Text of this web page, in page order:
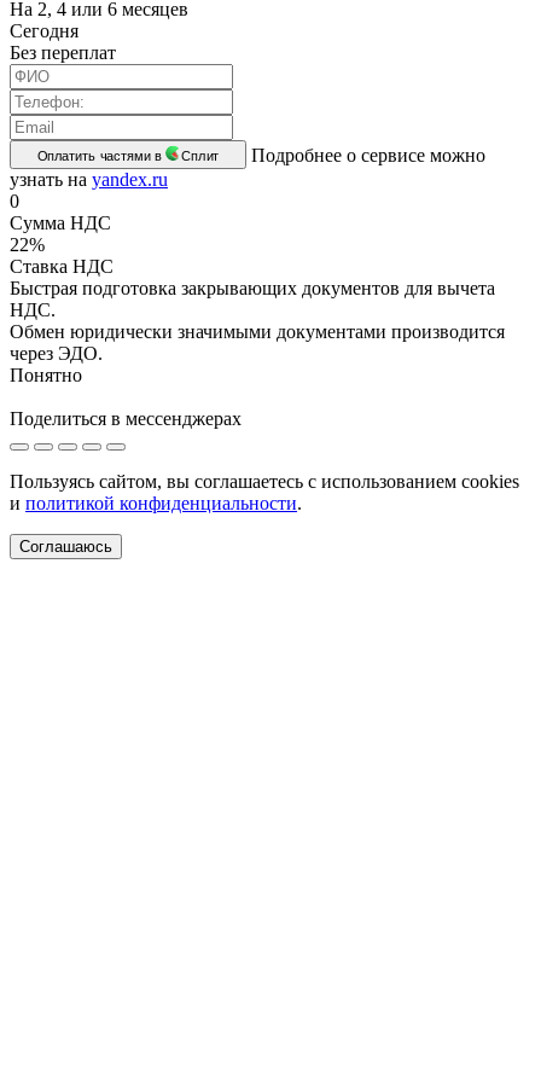
На 2, 4 или 6 месяцев
Cегодня
Без переплат
Оплатить частями в Сплит
Подробнее о сервисе можно
узнать на yandex.ru
0
Сумма НДС
22%
Ставка НДС
Быстрая подготовка закрывающих документов для вычета
НДС.
Обмен юридически значимыми документами производится
через ЭДО.
Понятно
Поделиться в мессенджерах
Пользуясь сайтом, вы соглашаетесь с использованием cookies
и политикой конфиденциальности.
Соглашаюсь